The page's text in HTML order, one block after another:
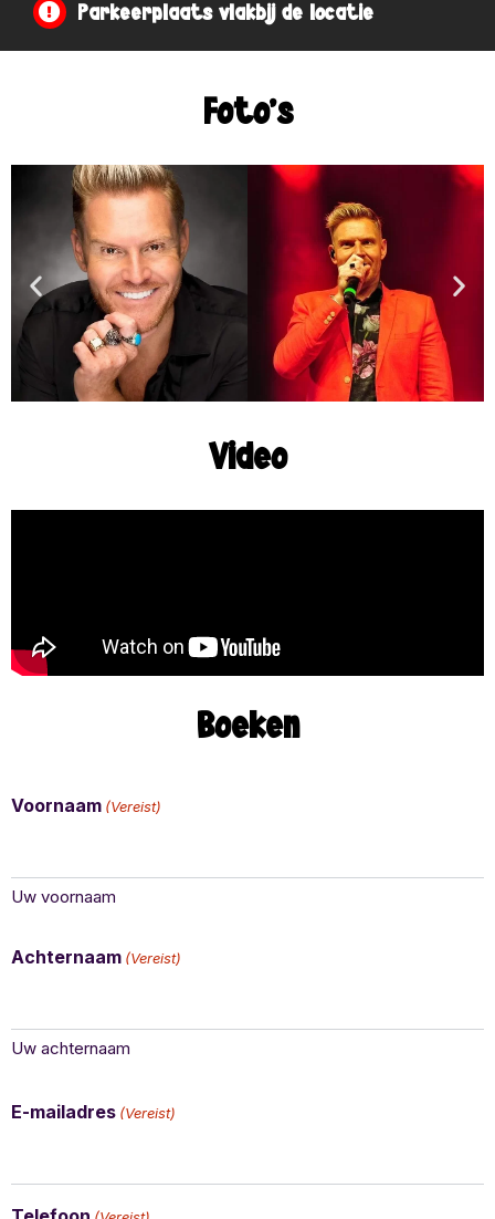
Parkeerplaats vlakbij de locatie
Foto's
Video
Boeken
Voornaam (Vereist)
Uw voornaam
Achternaam (Vereist)
Uw achternaam
E-mailadres (Vereist)